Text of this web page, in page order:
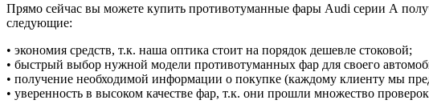
Прямо сейчас вы можете купить противотуманные фары Audi серии А
следующие:
• экономия средств, т.к. наша оптика стоит на порядок дешевле стоковой;
• быстрый выбор нужной модели противотуманных фар для своего
• получение необходимой информации о покупке (каждому клиенту мы
• уверенность в высоком качестве фар, т.к. они прошли множество